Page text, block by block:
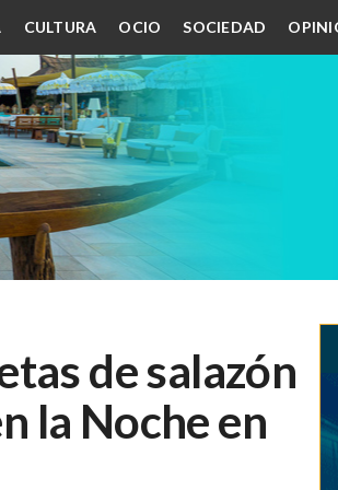
CULTURA OCIO SOCIEDAD
de salazón
la Noche en